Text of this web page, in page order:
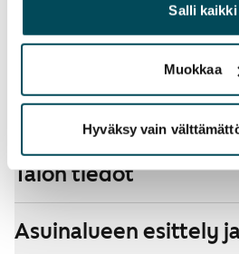
heille tai joita on kerätty, kun olet
palvelujaan.
Salli kaikki
Muokkaa
Hyväksy vain
Kyllä
Kyllä
Talon tiedot
Asuinalueen esittely